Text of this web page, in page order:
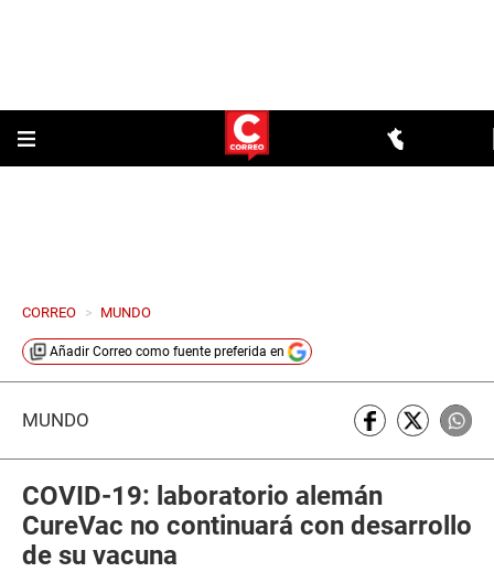
CORREO > MUNDO
Añadir Correo como fuente preferida en
MUNDO
COVID-19: laboratorio alemán
CureVac no continuará con desarrollo
de su vacuna